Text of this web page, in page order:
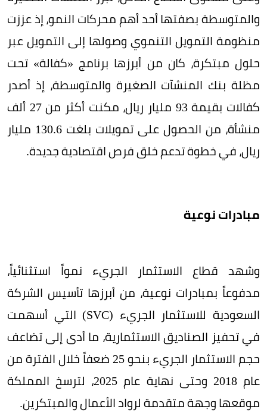
والمتوسطة بصفتها أحد أهم محركات النمو، إذ عززت
منظومة التمويل التنموي وصولها إلى التمويل عبر
حلول مبتكرة، كان من أبرزها برنامج «كفالة» تحت
مظلة بنك المنشآت الصغيرة والمتوسطة، إذ أصدر
كفالات بقيمة 93 مليار ريال، مكنت أكثر من 27 ألف
منشأة، من الحصول على تمويلات بلغت 130.6 مليار
ريال، في خطوة تدعم خلق فرص اقتصادية جديدة.
مبادرات نوعية
وشهد قطاع الاستثمار الجريء نمواً استثنائياً،
مدفوعاً بمبادرات نوعية، من أبرزها تأسيس الشركة
السعودية للاستثمار الجريء (SVC) التي أسهمت
في تحفيز الصناديق الاستثمارية، ما أدى إلى تضاعف
حجم الاستثمار الجريء بنحو 25 ضعفاً خلال الفترة من
عام 2018 وحتى نهاية عام 2025، لترسخ المملكة
موقعها وجهة متقدمة لرواد الأعمال والمبتكرين.